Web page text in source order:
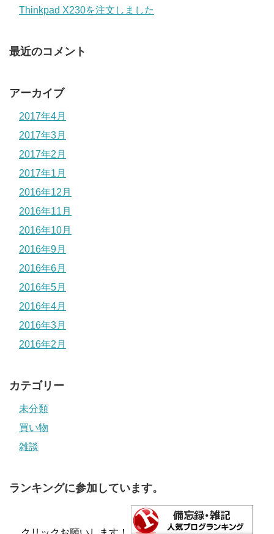
Thinkpad X230を注文しました
最近のコメント
アーカイブ
2017年4月
2017年3月
2017年2月
2017年1月
2016年12月
2016年11月
2016年10月
2016年9月
2016年6月
2016年5月
2016年4月
2016年3月
2016年2月
カテゴリー
未分類
買い物
雑談
ランキングに参加しています。